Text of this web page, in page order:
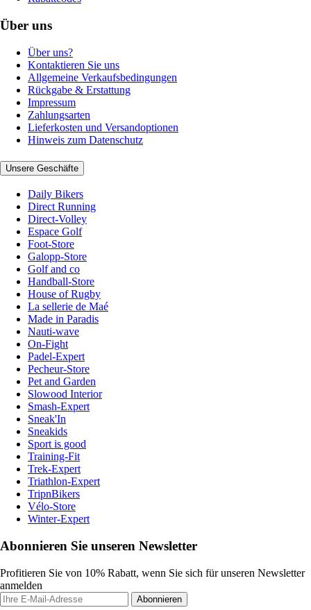
Über uns
Über uns?
Kontaktieren Sie uns
Allgemeine Verkaufsbedingungen
Rückgabe & Erstattung
Impressum
Zahlungsarten
Lieferkosten und Versandoptionen
Hinweis zum Datenschutz
Unsere Geschäfte
Daily Bikers
Direct Running
Direct-Volley
Espace Golf
Foot-Store
Galopp-Store
Golf and co
Handball-Store
House of Rugby
La sellerie de Maé
Made in Paradis
Nauti-wave
On-Fight
Padel-Expert
Pecheur-Store
Pet and Garden
Slowood Interior
Smash-Expert
Sneak'In
Sneakids
Sport is good
Training-Fit
Trek-Expert
Triathlon-Expert
TripnBikers
Vélo-Store
Winter-Expert
Abonnieren Sie unseren Newsletter
Profitieren Sie von 10% Rabatt, wenn Sie sich für unseren Newsletter
anmelden
Abonnieren